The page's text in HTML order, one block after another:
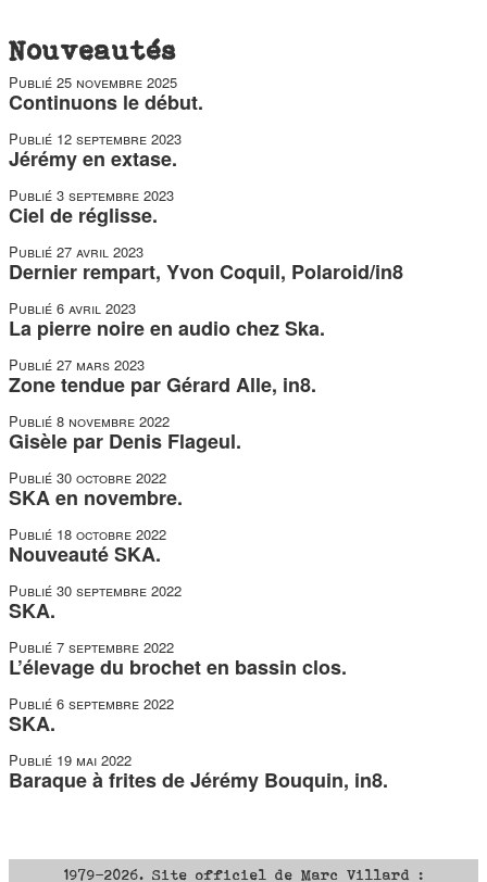
Nouveautés
Publié 25 novembre 2025
Continuons le début.
Publié 12 septembre 2023
Jérémy en extase.
Publié 3 septembre 2023
Ciel de réglisse.
Publié 27 avril 2023
Dernier rempart, Yvon Coquil, Polaroid/in8
Publié 6 avril 2023
La pierre noire en audio chez Ska.
Publié 27 mars 2023
Zone tendue par Gérard Alle, in8.
Publié 8 novembre 2022
Gisèle par Denis Flageul.
Publié 30 octobre 2022
SKA en novembre.
Publié 18 octobre 2022
Nouveauté SKA.
Publié 30 septembre 2022
SKA.
Publié 7 septembre 2022
L’élevage du brochet en bassin clos.
Publié 6 septembre 2022
SKA.
Publié 19 mai 2022
Baraque à frites de Jérémy Bouquin, in8.
1979-2026. Site officiel de Marc Villard :